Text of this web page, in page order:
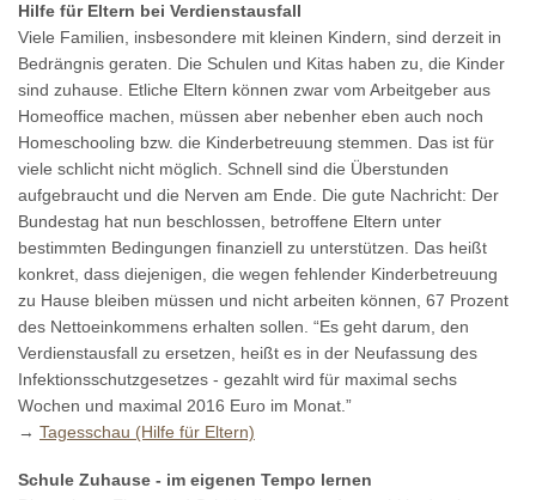
Hilfe für Eltern bei Verdienstausfall
Viele Familien, insbesondere mit kleinen Kindern, sind derzeit in
Bedrängnis geraten. Die Schulen und Kitas haben zu, die Kinder
sind zuhause. Etliche Eltern können zwar vom Arbeitgeber aus
Homeoffice machen, müssen aber nebenher eben auch noch
Homeschooling bzw. die Kinderbetreuung stemmen. Das ist für
viele schlicht nicht möglich. Schnell sind die Überstunden
aufgebraucht und die Nerven am Ende. Die gute Nachricht: Der
Bundestag hat nun beschlossen, betroffene Eltern unter
bestimmten Bedingungen finanziell zu unterstützen. Das heißt
konkret, dass diejenigen, die wegen fehlender Kinderbetreuung
zu Hause bleiben müssen und nicht arbeiten können, 67 Prozent
des Nettoeinkommens erhalten sollen. “Es geht darum, den
Verdienstausfall zu ersetzen, heißt es in der Neufassung des
Infektionsschutzgesetzes - gezahlt wird für maximal sechs
Wochen und maximal 2016 Euro im Monat.”
→ Tagesschau (Hilfe für Eltern)
Schule Zuhause - im eigenen Tempo lernen